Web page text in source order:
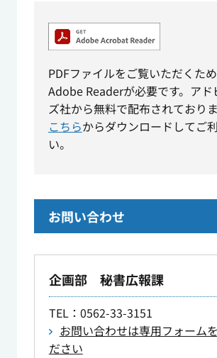
PDFファイルをご覧いただくため
Adobe Readerが必要です。アド
ズ社から無料で配布されておりま
こちらからダウンロードしてご
い。
お問い合わせ
企画部 秘書広報課
TEL：0562-33-3151
お問い合わせは専用フォーム
ださい